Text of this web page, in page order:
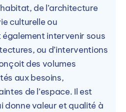
de l’architecture
culturelle ou
intervenir sous
ou d’interventions
des volumes
aux besoins,
de l’espace. Il est
donne valeur et qualité à